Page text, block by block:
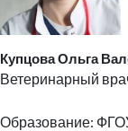
Купцова Ольга
Ветеринарный
Образование: